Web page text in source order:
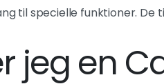
til specielle funktioner. De
jeg en